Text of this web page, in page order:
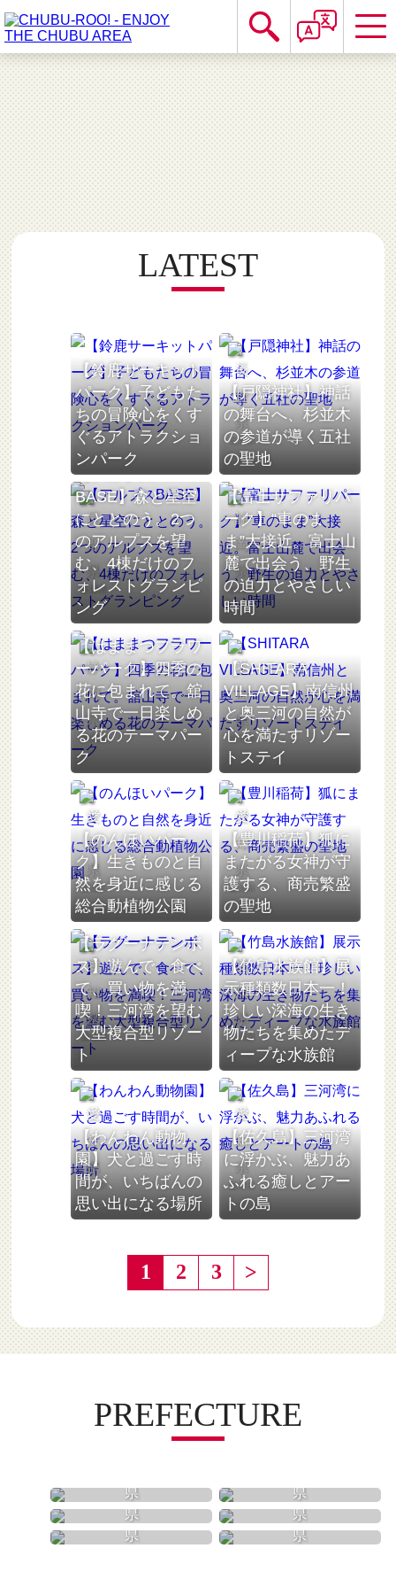
LATEST
【鈴鹿サーキット
パーク】子どもた
ちの冒険心をくす
ぐるアトラクショ
ンパーク
長野県
【戸隠神社】神話
の舞台へ、杉並木
の参道が導く五社
の聖地
長野県
【アルプス
BASE】森と星空
にととのう。2つ
のアルプスを望
む、4棟だけのフ
ォレストグランピ
ング
静岡県
【富士サファリパ
ーク】“車のま
ま”大接近。富士山
麓で出会う、野生
の迫力とやさしい
時間
静岡県
【はままつフラワ
ーパーク】四季の
花に包まれて。舘
山寺で一日楽しめ
る花のテーマパー
ク
愛知県
【SHITARA
VILLAGE】南信州
と奥三河の自然が
心を満たすリゾー
トステイ
愛知県
【のんほいパー
ク】生きものと自
然を身近に感じる
総合動植物公園
愛知県
【豊川稲荷】狐に
またがる女神が守
護する、商売繁盛
の聖地
愛知県
【ラグーナテンボ
ス】遊んで、食べ
て、買い物を満
喫！三河湾を望む
大型複合型リゾー
ト
愛知県
【竹島水族館】展
示種類数日本一！
珍しい深海の生き
物たちを集めたデ
ィープな水族館
愛知県
【わんわん動物
園】犬と過ごす時
間が、いちばんの
思い出になる場所
愛知県
【佐久島】三河湾
に浮かぶ、魅力あ
ふれる癒しとアー
トの島
1 2 3 >
PREFECTURE
愛知県
岐阜県
三重県
滋賀県